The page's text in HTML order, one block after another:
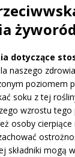
dotyczące
naszego
poziomem
soku z tej
wzrostu tego
osoby
składniki mogą